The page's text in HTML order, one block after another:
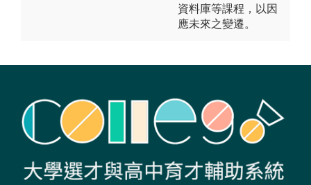
資料庫等課程，以因
應未來之變遷。